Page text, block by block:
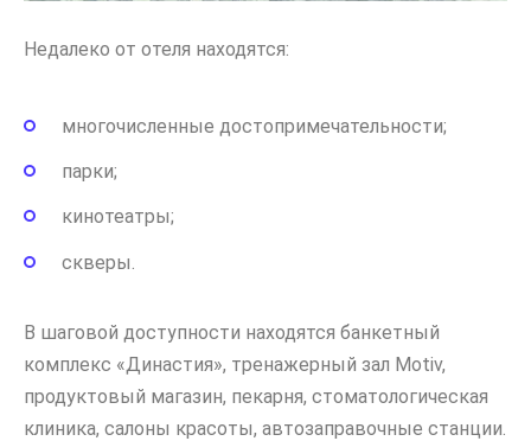
Недалеко от отеля находятся:
многочисленные достопримечательности;
парки;
кинотеатры;
скверы.
В шаговой доступности находятся банкетный
комплекс «Династия», тренажерный зал Motiv,
продуктовый магазин, пекарня, стоматологическая
клиника, салоны красоты, автозаправочные станции.